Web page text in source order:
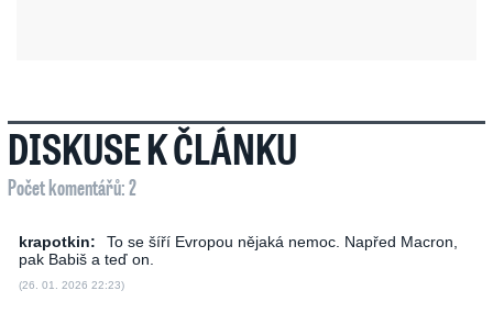
DISKUSE K ČLÁNKU
Počet komentářů: 2
krapotkin:
To se šíří Evropou nějaká nemoc. Napřed Macron,
pak Babiš a teď on.
(26. 01. 2026 22:23)